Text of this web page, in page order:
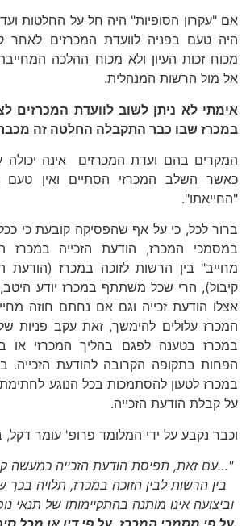
אם "עקרון הסופיות" היה חל על החלטות
היה טעם בפניה לוועדת המכרזים
מכוח זכות העיון ולא מכוח ההלכה
אל מול הרשות המנהלית.
אימתי לא ניתן לשוב לוועדת המכרזים
במכרז שבו כבר התקבלה החלטה זה
המקרים בהם ועדת המכרזים אינה יכולה
כאשר השלב המכרזי הסתיים ואין טעם
"החייאתו".
ברור לכל, כי על אף שהפסיקה קובעת כי
במסמכי המכרז, הודעת הזכייה במכרז
מחייב" בין הרשות לזוכה במכרז (הודעת
קיבול), הרי שכל משתתף במכרז יודע
אצלו הודעת זכייה וגם אם נחתם חוזה
המכרז עלולים להימשך, זאת עקב פניות
במכרז בטענה לפגם בהליך המכרזי או
הפחות בתקופה הקרובה להודעת הזכייה.
במכרז לטעון להסתמכות בכל הנוגע לחתימת
על קבלת הודעת הזכייה.
וכבר נקבע על ידי המלומד פרופ' עומר דקל,
"…עם זאת, תפיסת הודעת הזכייה כמעשה
בין הרשות לבין הזוכה במכרז, תלויה
וביצועה אינו מותנה בהתקיימותו של תנאי